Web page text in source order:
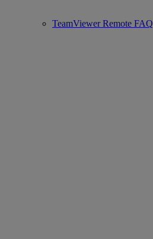
TeamViewer Remote FAQ